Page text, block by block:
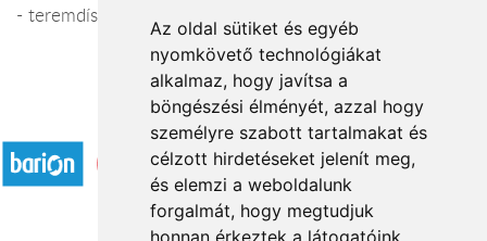
Az oldal sütiket és egyéb
nyomkövető technológiákat
alkalmaz, hogy javítsa a
böngészési élményét, azzal hogy
személyre szabott tartalmakat és
célzott hirdetéseket jelenít meg,
és elemzi a weboldalunk
forgalmát, hogy megtudjuk
honnan érkeztek a látogatóink.
- teremdíszítés, templomdíszítés
Elfogadott fizetési módok